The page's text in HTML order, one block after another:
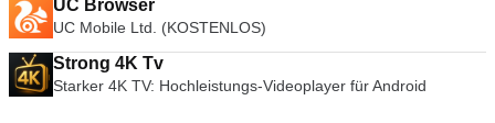
UC Browser
UC Mobile Ltd. (KOSTENLOS)
Strong 4K Tv
Starker 4K TV: Hochleistungs-Videoplayer für Android